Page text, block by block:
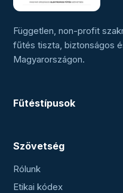
Független, non-profit
fűtés tiszta, biztonságos
Magyarországon.
Fűtéstípusok
Szövetség
Rólunk
Etikai kódex